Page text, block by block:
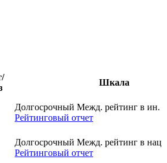
Шкала
Долгосрочный Межд. рейтинг в ин.
Рейтинговый отчет
Долгосрочный Межд. рейтинг в нац.
Рейтинговый отчет